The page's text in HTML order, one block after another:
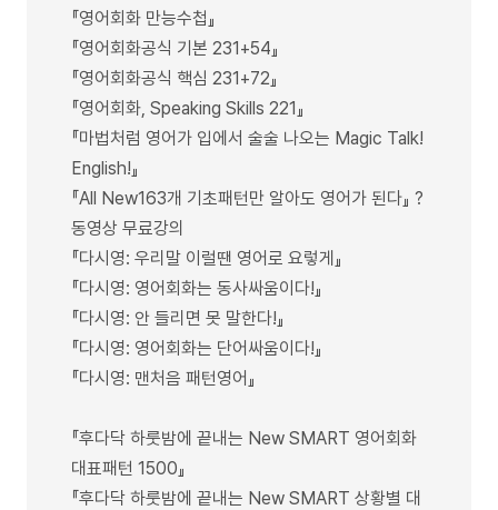
『영어회화 만능수첩』
『영어회화공식 기본 231+54』
『영어회화공식 핵심 231+72』
『영어회화, Speaking Skills 221』
『마법처럼 영어가 입에서 술술 나오는 Magic Talk!
English!』
『All New163개 기초패턴만 알아도 영어가 된다』 ?
동영상 무료강의
『다시영: 우리말 이럴땐 영어로 요렇게』
『다시영: 영어회화는 동사싸움이다!』
『다시영: 안 들리면 못 말한다!』
『다시영: 영어회화는 단어싸움이다!』
『다시영: 맨처음 패턴영어』
『후다닥 하룻밤에 끝내는 New SMART 영어회화
대표패턴 1500』
『후다닥 하룻밤에 끝내는 New SMART 상황별 대